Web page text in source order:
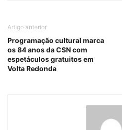
Artigo anterior
Programação cultural marca
os 84 anos da CSN com
espetáculos gratuitos em
Volta Redonda